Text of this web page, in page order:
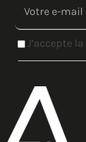
J’accepte la